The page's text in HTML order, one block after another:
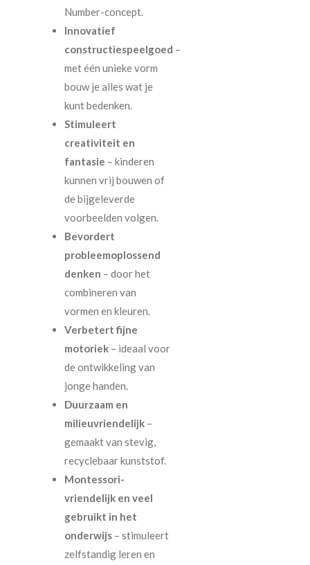
Number-concept.
Innovatief
constructiespeelgoed –
met één unieke vorm
bouw je alles wat je
kunt bedenken.
Stimuleert
creativiteit en
fantasie – kinderen
kunnen vrij bouwen of
de bijgeleverde
voorbeelden volgen.
Bevordert
probleemoplossend
denken – door het
combineren van
vormen en kleuren.
Verbetert fijne
motoriek – ideaal voor
de ontwikkeling van
jonge handen.
Duurzaam en
milieuvriendelijk –
gemaakt van stevig,
recyclebaar kunststof.
Montessori-
vriendelijk en veel
gebruikt in het
onderwijs – stimuleert
zelfstandig leren en